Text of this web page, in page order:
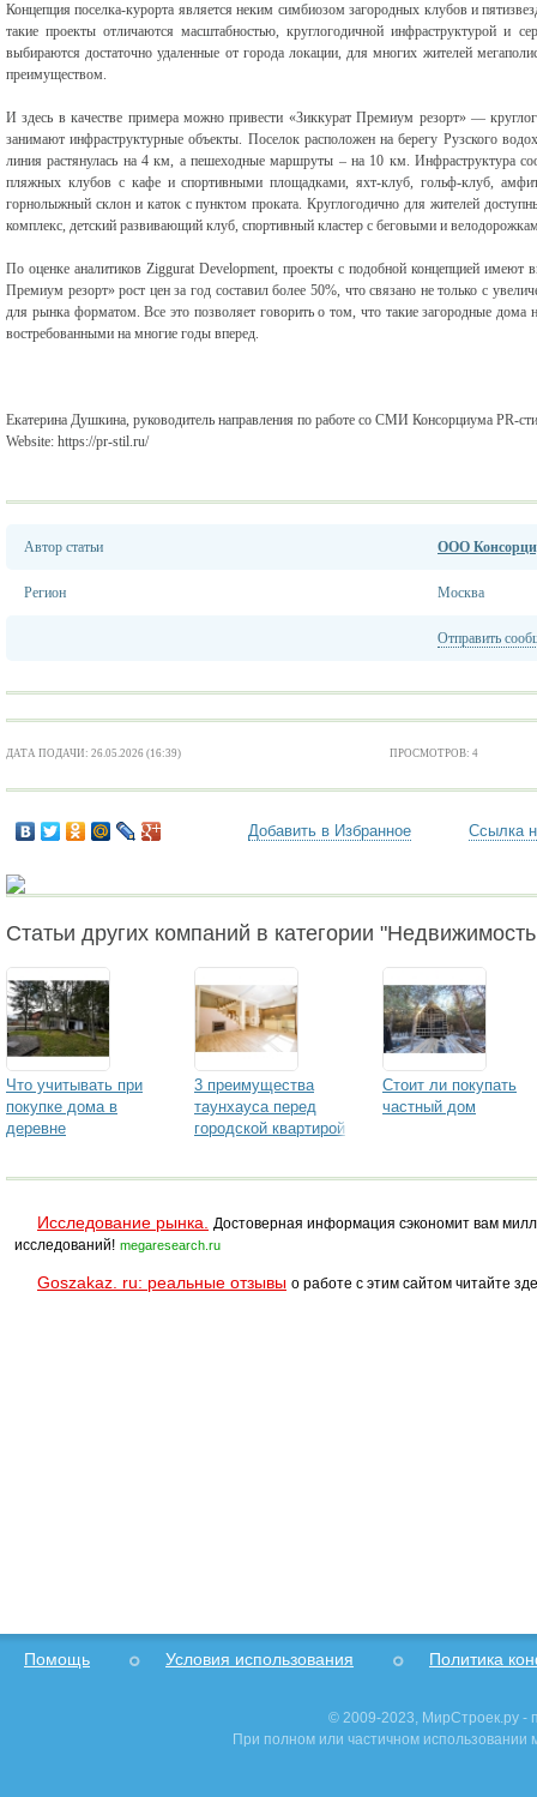
Концепция поселка-курорта является неким симбиозом загородных клубов и
такие проекты отличаются масштабностью, круглогодичной инфраструктурой и
выбираются достаточно удаленные от города локации, для многих жителей
преимуществом.
И здесь в качестве примера можно привести «Зиккурат Премиум резорт» —
занимают инфраструктурные объекты. Поселок расположен на берегу Рузского
линия растянулась на 4 км, а пешеходные маршруты – на 10 км. Инфраструктура
пляжных клубов с кафе и спортивными площадками, яхт-клуб, гольф-клуб,
горнолыжный склон и каток с пунктом проката. Круглогодично для жителей
комплекс, детский развивающий клуб, спортивный кластер с беговыми и
По оценке аналитиков Ziggurat Development, проекты с подобной концепцией имеют
Премиум резорт» рост цен за год составил более 50%, что связано не только с
для рынка форматом. Все это позволяет говорить о том, что такие загородные дома
востребованными на многие годы вперед.
Екатерина Душкина, руководитель направления по работе со СМИ Консорциума PR-
Website: https://pr-stil.ru/
Автор статьи ООО
Регион Москва
Отправить
ДАТА ПОДАЧИ: 26.05.2026 (16:39) ПРОСМОТРОВ: 4
Добавить в Избранное Ссылка
Статьи других компаний в категории
Что учитывать при
покупке дома в
деревне
3 преимущества
таунхауса перед
городской квартирой
Стоит ли покупать
частный дом
Исследование рынка.
Достоверная информация сэкономит вам
исследований! megaresearch.ru
Goszakaz. ru: реальные отзывы о работе с этим сайтом читайте
Помощь Условия использования Политика
© 2009-2023, МирСтроек.ру -
При полном или частичном использовании